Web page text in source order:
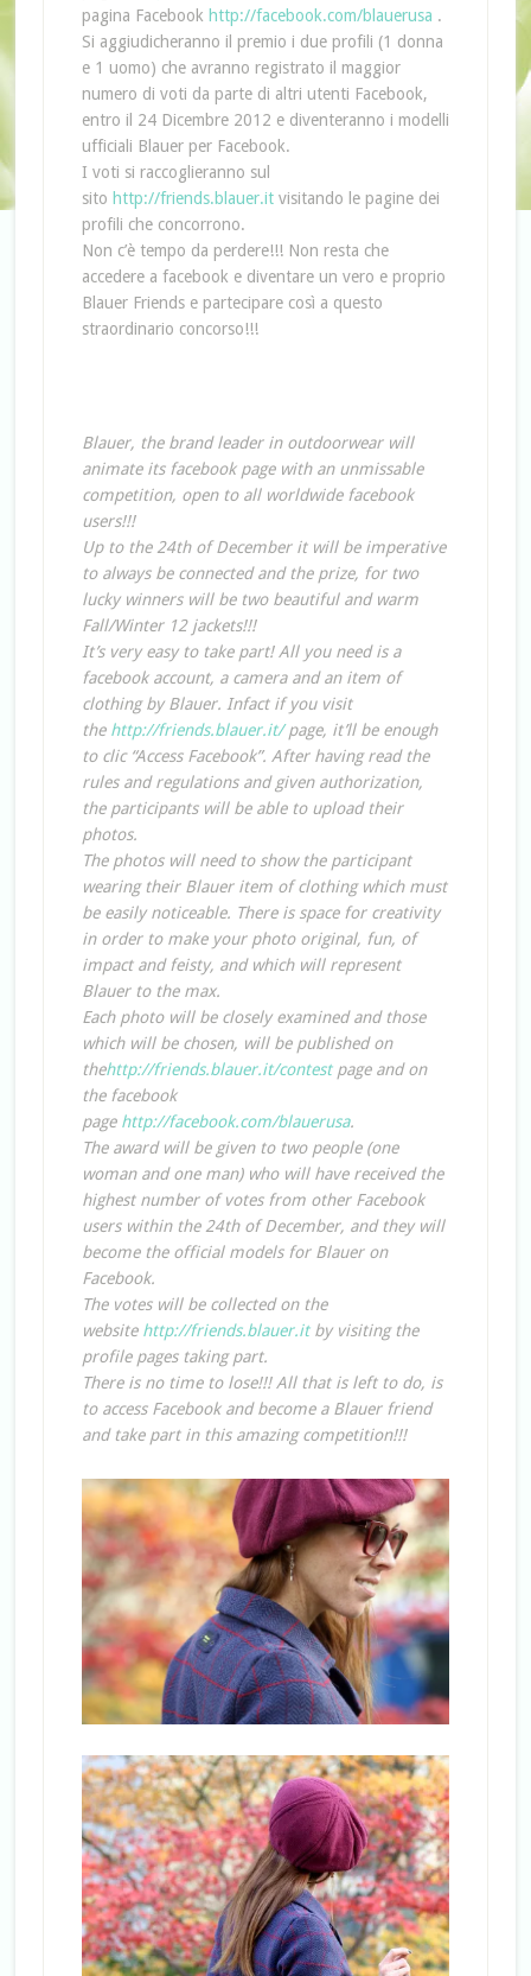
pagina Facebook http://facebook.com/blauerusa .
Si aggiudicheranno il premio i due profili (1 donna
e 1 uomo) che avranno registrato il maggior
numero di voti da parte di altri utenti Facebook,
entro il 24 Dicembre 2012 e diventeranno i modelli
ufficiali Blauer per Facebook.
I voti si raccoglieranno sul
sito http://friends.blauer.itvisitando le pagine dei
profili che concorrono.
Non c’è tempo da perdere!!! Non resta che
accedere a facebook e diventare un vero e proprio
Blauer Friends e partecipare così a questo
straordinario concorso!!!
Blauer, the brand leader in outdoorwear will
animate its facebook page with an unmissable
competition, open to all worldwide facebook
users!!!
Up to the 24th of December it will be imperative
to always be connected and the prize, for two
lucky winners will be two beautiful and warm
Fall/Winter 12 jackets!!!
It’s very easy to take part! All you need is a
facebook account, a camera and an item of
clothing by Blauer. Infact if you visit
the http://friends.blauer.it/page, it’ll be enough
to clic “Access Facebook”. After having read the
rules and regulations and given authorization,
the participants will be able to upload their
photos.
The photos will need to show the participant
wearing their Blauer item of clothing which must
be easily noticeable. There is space for creativity
in order to make your photo original, fun, of
impact and feisty, and which will represent
Blauer to the max.
Each photo will be closely examined and those
which will be chosen, will be published on
thehttp://friends.blauer.it/contestpage and on
the facebook
page http://facebook.com/blauerusa.
The award will be given to two people (one
woman and one man) who will have received the
highest number of votes from other Facebook
users within the 24th of December, and they will
become the official models for Blauer on
Facebook.
The votes will be collected on the
website http://friends.blauer.itby visiting the
profile pages taking part.
There is no time to lose!!! All that is left to do, is
to access Facebook and become a Blauer friend
and take part in this amazing competition!!!